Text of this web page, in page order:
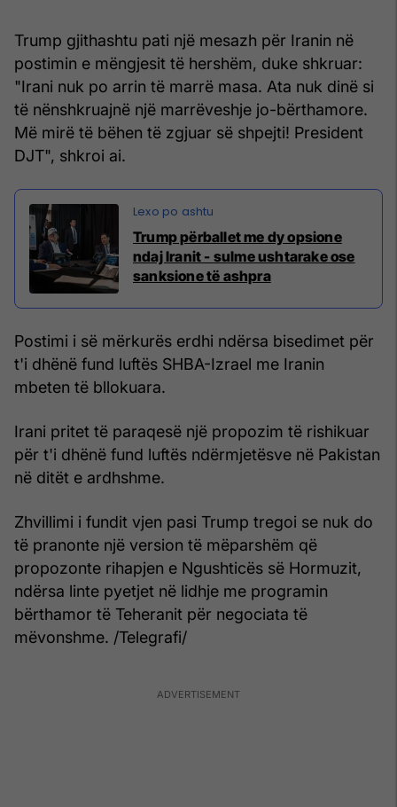
Trump gjithashtu pati një mesazh për Iranin në
postimin e mëngjesit të hershëm, duke shkruar:
"Irani nuk po arrin të marrë masa. Ata nuk dinë si
të nënshkruajnë një marrëveshje jo-bërthamore.
Më mirë të bëhen të zgjuar së shpejti! President
DJT", shkroi ai.
Trump përballet me dy opsione
ndaj Iranit - sulme ushtarake ose
sanksione të ashpra
Postimi i së mërkurës erdhi ndërsa bisedimet për
t'i dhënë fund luftës SHBA-Izrael me Iranin
mbeten të bllokuara.
Irani pritet të paraqesë një propozim të rishikuar
për t'i dhënë fund luftës ndërmjetësve në Pakistan
në ditët e ardhshme.
Zhvillimi i fundit vjen pasi Trump tregoi se nuk do
të pranonte një version të mëparshëm që
propozonte rihapjen e Ngushticës së Hormuzit,
ndërsa linte pyetjet në lidhje me programin
bërthamor të Teheranit për negociata të
mëvonshme. /Telegrafi/